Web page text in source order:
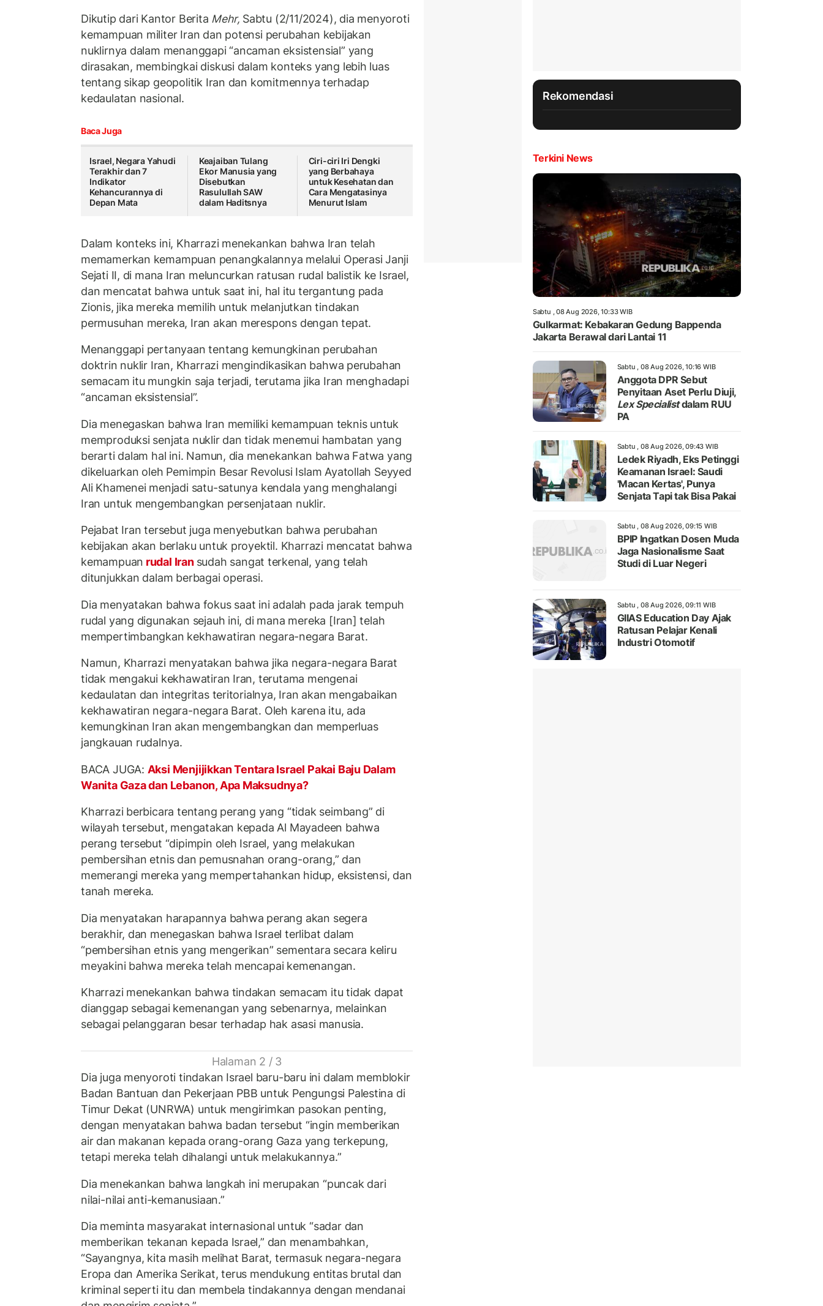
Dikutip dari Kantor Berita Mehr, Sabtu (2/11/2024), dia menyoroti
kemampuan militer Iran dan potensi perubahan kebijakan
nuklirnya dalam menanggapi “ancaman eksistensial” yang
dirasakan, membingkai diskusi dalam konteks yang lebih luas
tentang sikap geopolitik Iran dan komitmennya terhadap
kedaulatan nasional.
Baca Juga
Israel, Negara Yahudi
Terakhir dan 7
Indikator
Kehancurannya di
Depan Mata
Keajaiban Tulang
Ekor Manusia yang
Disebutkan
Rasulullah SAW
dalam Haditsnya
Ciri-ciri Iri Dengki
yang Berbahaya
untuk Kesehatan dan
Cara Mengatasinya
Menurut Islam
Dalam konteks ini, Kharrazi menekankan bahwa Iran telah
memamerkan kemampuan penangkalannya melalui Operasi Janji
Sejati II, di mana Iran meluncurkan ratusan rudal balistik ke Israel,
dan mencatat bahwa untuk saat ini, hal itu tergantung pada
Zionis, jika mereka memilih untuk melanjutkan tindakan
permusuhan mereka, Iran akan merespons dengan tepat.
Menanggapi pertanyaan tentang kemungkinan perubahan
doktrin nuklir Iran, Kharrazi mengindikasikan bahwa perubahan
semacam itu mungkin saja terjadi, terutama jika Iran menghadapi
“ancaman eksistensial”.
Dia menegaskan bahwa Iran memiliki kemampuan teknis untuk
memproduksi senjata nuklir dan tidak menemui hambatan yang
berarti dalam hal ini. Namun, dia menekankan bahwa Fatwa yang
dikeluarkan oleh Pemimpin Besar Revolusi Islam Ayatollah Seyyed
Ali Khamenei menjadi satu-satunya kendala yang menghalangi
Iran untuk mengembangkan persenjataan nuklir.
Pejabat Iran tersebut juga menyebutkan bahwa perubahan
kebijakan akan berlaku untuk proyektil. Kharrazi mencatat bahwa
kemampuan rudal Iran sudah sangat terkenal, yang telah
ditunjukkan dalam berbagai operasi.
Dia menyatakan bahwa fokus saat ini adalah pada jarak tempuh
rudal yang digunakan sejauh ini, di mana mereka [Iran] telah
mempertimbangkan kekhawatiran negara-negara Barat.
Namun, Kharrazi menyatakan bahwa jika negara-negara Barat
tidak mengakui kekhawatiran Iran, terutama mengenai
kedaulatan dan integritas teritorialnya, Iran akan mengabaikan
kekhawatiran negara-negara Barat. Oleh karena itu, ada
kemungkinan Iran akan mengembangkan dan memperluas
jangkauan rudalnya.
BACA JUGA: Aksi Menjijikkan Tentara Israel Pakai Baju Dalam
Wanita Gaza dan Lebanon, Apa Maksudnya?
Kharrazi berbicara tentang perang yang “tidak seimbang” di
wilayah tersebut, mengatakan kepada Al Mayadeen bahwa
perang tersebut “dipimpin oleh Israel, yang melakukan
pembersihan etnis dan pemusnahan orang-orang,” dan
memerangi mereka yang mempertahankan hidup, eksistensi, dan
tanah mereka.
Dia menyatakan harapannya bahwa perang akan segera
berakhir, dan menegaskan bahwa Israel terlibat dalam
“pembersihan etnis yang mengerikan” sementara secara keliru
meyakini bahwa mereka telah mencapai kemenangan.
Kharrazi menekankan bahwa tindakan semacam itu tidak dapat
dianggap sebagai kemenangan yang sebenarnya, melainkan
sebagai pelanggaran besar terhadap hak asasi manusia.
Halaman 2 / 3
Dia juga menyoroti tindakan Israel baru-baru ini dalam memblokir
Badan Bantuan dan Pekerjaan PBB untuk Pengungsi Palestina di
Timur Dekat (UNRWA) untuk mengirimkan pasokan penting,
dengan menyatakan bahwa badan tersebut “ingin memberikan
air dan makanan kepada orang-orang Gaza yang terkepung,
tetapi mereka telah dihalangi untuk melakukannya.”
Dia menekankan bahwa langkah ini merupakan “puncak dari
nilai-nilai anti-kemanusiaan.”
Dia meminta masyarakat internasional untuk “sadar dan
memberikan tekanan kepada Israel,” dan menambahkan,
“Sayangnya, kita masih melihat Barat, termasuk negara-negara
Eropa dan Amerika Serikat, terus mendukung entitas brutal dan
kriminal seperti itu dan membela tindakannya dengan mendanai
Rekomendasi
Terkini News
Sabtu , 08 Aug 2026, 10:33 WIB
Gulkarmat: Kebakaran Gedung Bappenda
Jakarta Berawal dari Lantai 11
Sabtu , 08 Aug 2026, 10:16 WIB
Anggota DPR Sebut
Penyitaan Aset Perlu Diuji,
Lex Specialistdalam RUU
PA
Sabtu , 08 Aug 2026, 09:43 WIB
Ledek Riyadh, Eks Petinggi
Keamanan Israel: Saudi
'Macan Kertas', Punya
Senjata Tapi tak Bisa Pakai
Sabtu , 08 Aug 2026, 09:15 WIB
BPIP Ingatkan Dosen Muda
Jaga Nasionalisme Saat
Studi di Luar Negeri
Sabtu , 08 Aug 2026, 09:11 WIB
GIIAS Education Day Ajak
Ratusan Pelajar Kenali
Industri Otomotif